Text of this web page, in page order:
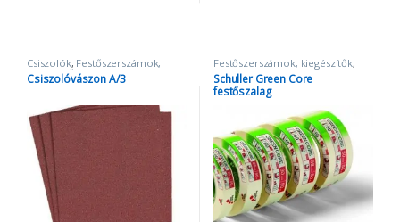
Csiszolók, Festőszerszámok,
kiegészítők
Csiszolóvászon A/3
Festőszerszámok, kiegészítők,
Szalagok
Schuller Green Core
festőszalag